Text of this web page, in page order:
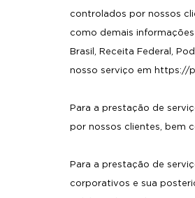
controlados por nossos
como demais
Brasil, Receita Federal,
nosso serviço em https://
Para a prestação de
por nossos clientes, bem
Para a prestação de
corporativos e sua